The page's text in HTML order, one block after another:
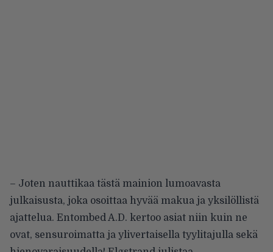
– Joten nauttikaa tästä mainion lumoavasta
julkaisusta, joka osoittaa hyvää makua ja yksilöllistä
ajattelua. Entombed A.D. kertoo asiat niin kuin ne
ovat, sensuroimatta ja ylivertaisella tyylitajulla sekä